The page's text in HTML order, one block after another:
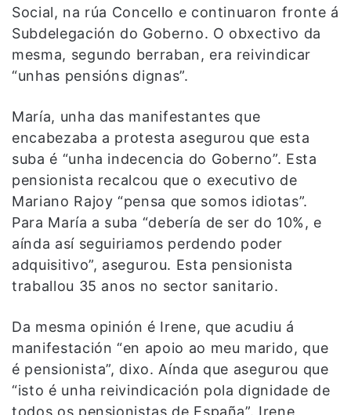
Social, na rúa Concello e continuaron fronte á
Subdelegación do Goberno. O obxectivo da
mesma, segundo berraban, era reivindicar
“unhas pensións dignas”.
María, unha das manifestantes que
encabezaba a protesta asegurou que esta
suba é “unha indecencia do Goberno”. Esta
pensionista recalcou que o executivo de
Mariano Rajoy “pensa que somos idiotas”.
Para María a suba “debería de ser do 10%, e
aínda así seguiriamos perdendo poder
adquisitivo”, asegurou. Esta pensionista
traballou 35 anos no sector sanitario.
Da mesma opinión é Irene, que acudiu á
manifestación “en apoio ao meu marido, que
é pensionista”, dixo. Aínda que asegurou que
“isto é unha reivindicación pola dignidade de
todos os pensionistas de España”. Irene